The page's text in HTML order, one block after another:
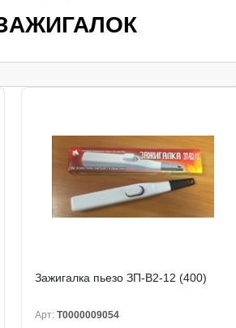
Зажигалка пьезо ЗП-В2-12 (400)
Арт: Т0000009054